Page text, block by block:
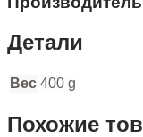
Детали
Вес 400 g
Похожие